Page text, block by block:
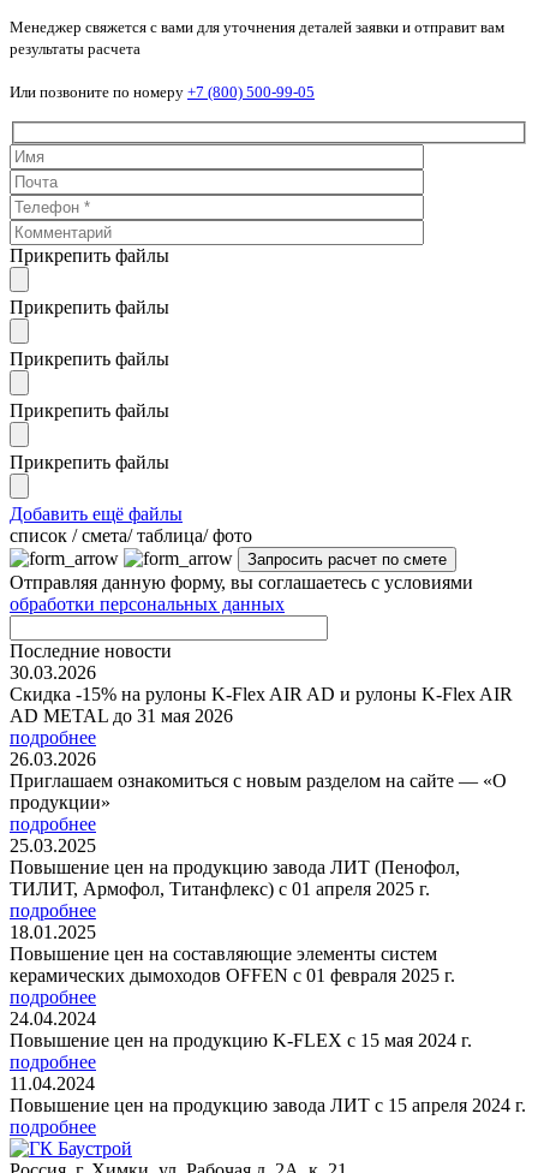
Менеджер свяжется с вами для уточнения деталей заявки и отправит вам
результаты расчета
Или позвоните по номеру +7 (800) 500-99-05
Прикрепить файлы
Прикрепить файлы
Прикрепить файлы
Прикрепить файлы
Прикрепить файлы
Добавить ещё файлы
cписок / смета/ таблица/ фото
Отправляя данную форму, вы соглашаетесь с условиями
обработки персональных данных
Последние новости
30.03.2026
Скидка -15% на рулоны K-Flex AIR AD и рулоны K-Flex AIR
AD METAL до 31 мая 2026
подробнее
26.03.2026
Приглашаем ознакомиться с новым разделом на сайте — «О
продукции»
подробнее
25.03.2025
Повышение цен на продукцию завода ЛИТ (Пенофол,
ТИЛИТ, Армофол, Титанфлекс) с 01 апреля 2025 г.
подробнее
18.01.2025
Повышение цен на составляющие элементы систем
керамических дымоходов OFFEN с 01 февраля 2025 г.
подробнее
24.04.2024
Повышение цен на продукцию K-FLEX с 15 мая 2024 г.
подробнее
11.04.2024
Повышение цен на продукцию завода ЛИТ с 15 апреля 2024 г.
подробнее